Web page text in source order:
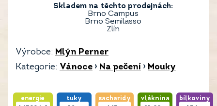
Skladem na těchto prodejnách:
Brno Campus
Brno Semilasso
Zlín
Výrobce: Mlýn Perner
Kategorie: Vánoce › Na pečení › Mouky
energie
tuky
sacharidy
vláknina
bílkoviny